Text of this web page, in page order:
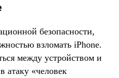
безопасности,
взломать iPhone.
между устройством и
атаку «человек